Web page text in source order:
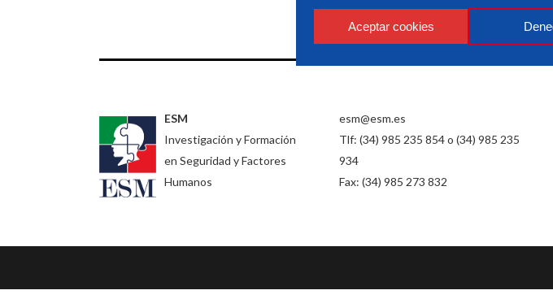
Aceptar cookies
ESM
Investigación y Formación
en Seguridad y Factores
Humanos
esm@esm.es
Tlf: (34) 985 235 854 o (34) 985 235
934
Fax: (34) 985 273 832